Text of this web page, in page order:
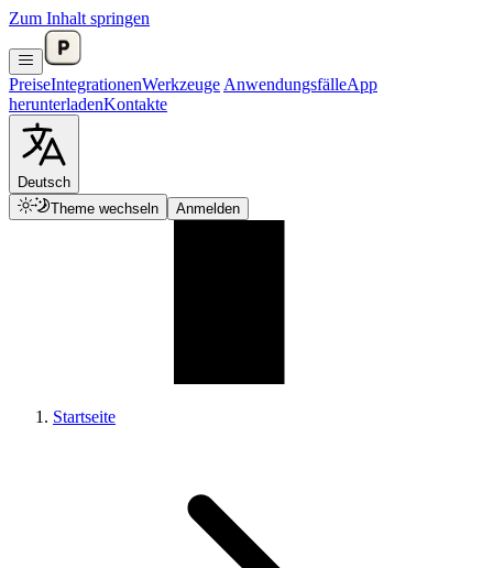
Zum Inhalt springen
PreiseIntegrationenWerkzeuge AnwendungsfälleApp
herunterladenKontakte
Deutsch
Theme wechseln
Anmelden
Startseite